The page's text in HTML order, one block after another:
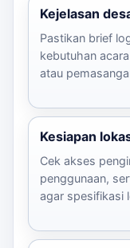
Kejelasan
Pastikan brief
kebutuhan
atau
Kesiapan
Cek akses
penggunaan,
agar spesifikasi